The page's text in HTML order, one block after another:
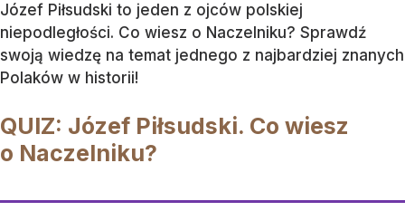
Józef Piłsudski to jeden z ojców polskiej
niepodległości. Co wiesz o Naczelniku? Sprawdź
swoją wiedzę na temat jednego z najbardziej znanych
Polaków w historii!
QUIZ: Józef Piłsudski. Co wiesz
o Naczelniku?